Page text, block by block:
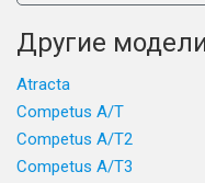
Другие
Atracta
Competus A/T
Competus A/T2
Competus A/T3